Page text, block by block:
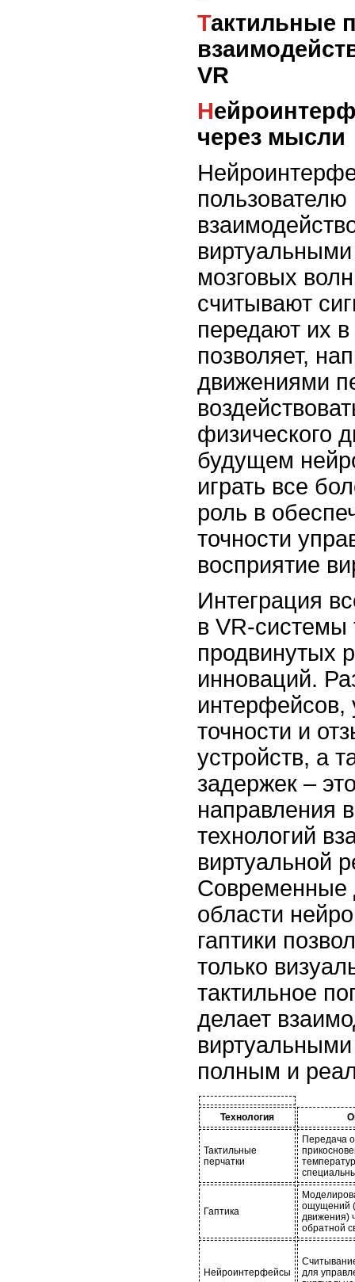
Тактильные перчатки и гаптика:
VR
Нейроинтерфейсы: контроль
через мысли
мозговых
считывают
передают их
позволяет,
движениями
физического
будущем
играть все
роль в
точности
восприятие
Интеграция
в VR-системы
продвинутых
инноваций.
интерфейсов,
точности и
устройств, а
задержек –
направления
технологий
виртуальной
Современные
области
гаптики
только
тактильное
делает
полным и
Технология
Тактильные
перчатки
Передача
Гаптика
ощущений
движения)
обратной
Нейроинтерфейсы
для